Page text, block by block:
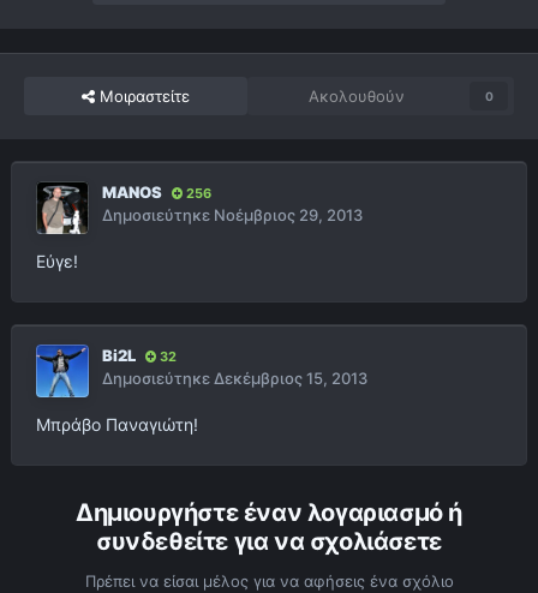
Μοιραστείτε Ακολουθούν 0
MANOS 256
Δημοσιεύτηκε Νοέμβριος 29, 2013
Εύγε!
Bi2L 32
ΔημοσιεύτηκεΔεκέμβριος 15, 2013
Μπράβο Παναγιώτη!
Δημιουργήστε έναν λογαριασμό ή
συνδεθείτε για να σχολιάσετε
Πρέπει να είσαι μέλος για να αφήσεις ένα σχόλιο